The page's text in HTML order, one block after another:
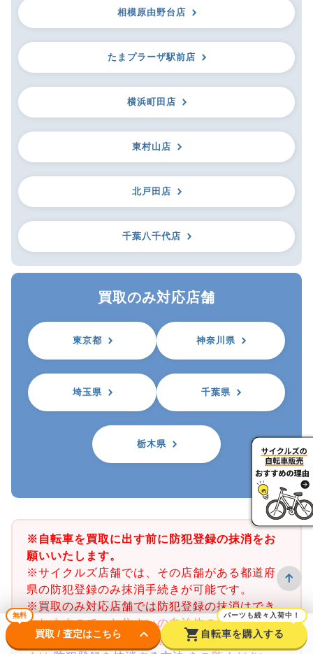
相模原由野台店
たまプラーザ駅前店
横浜町田店
東村山店
北戸田店
千葉八千代店
買取のみ対応店舗
東京都 神奈川県
埼玉県 千葉県
栃木県
※自転車を買取に出す前に防犯登録の抹消をお
願いいたします。
※サイクルズ店舗では、その店舗がある都道府
県の防犯登録のみ抹消手続きが可能です。
※買取のみ対応店舗では防犯登録の抹消はでき
かねますので、お住まいの自治体の自転車防犯
登録所で事前に抹消をお願いいたします。詳し
無料
買取 / 査定はこちら keyboard_arrow_down shopping_cart
パーツも続々入荷中！
自転車を購入する